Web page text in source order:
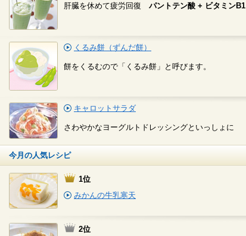
肝臓を休めて疲労回復 パントテン酸 + ビタミンB1
くるみ餅（ずんだ餅）
餅をくるむので「くるみ餅」と呼びます。
キャロットサラダ
さわやかなヨーグルトドレッシングといっしょに
今月の人気レシピ
1位
みかんの牛乳寒天
2位